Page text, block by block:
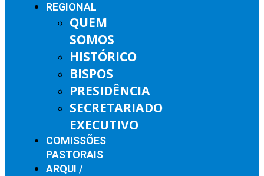
REGIONAL
QUEM
SOMOS
HISTÓRICO
BISPOS
PRESIDÊNCIA
SECRETARIADO
EXECUTIVO
COMISSÕES
PASTORAIS
ARQUI /